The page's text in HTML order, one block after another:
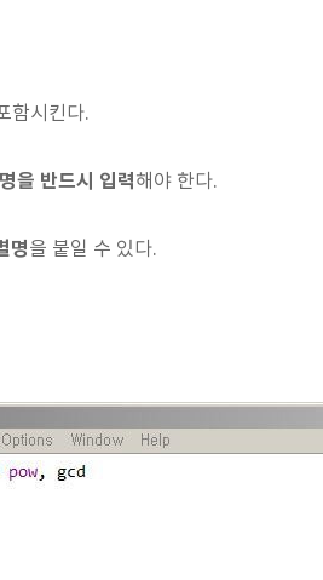
함시킨다.
을 반드시 입력해야 한다.
명을 붙일 수 있다.